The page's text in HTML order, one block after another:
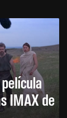
IMAX de